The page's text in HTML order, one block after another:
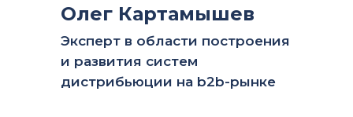
Олег Картамышев
Эксперт в области построения
и развития систем
дистрибьюции на b2b-рынке